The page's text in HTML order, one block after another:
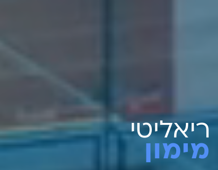
ריאליטי
מימון